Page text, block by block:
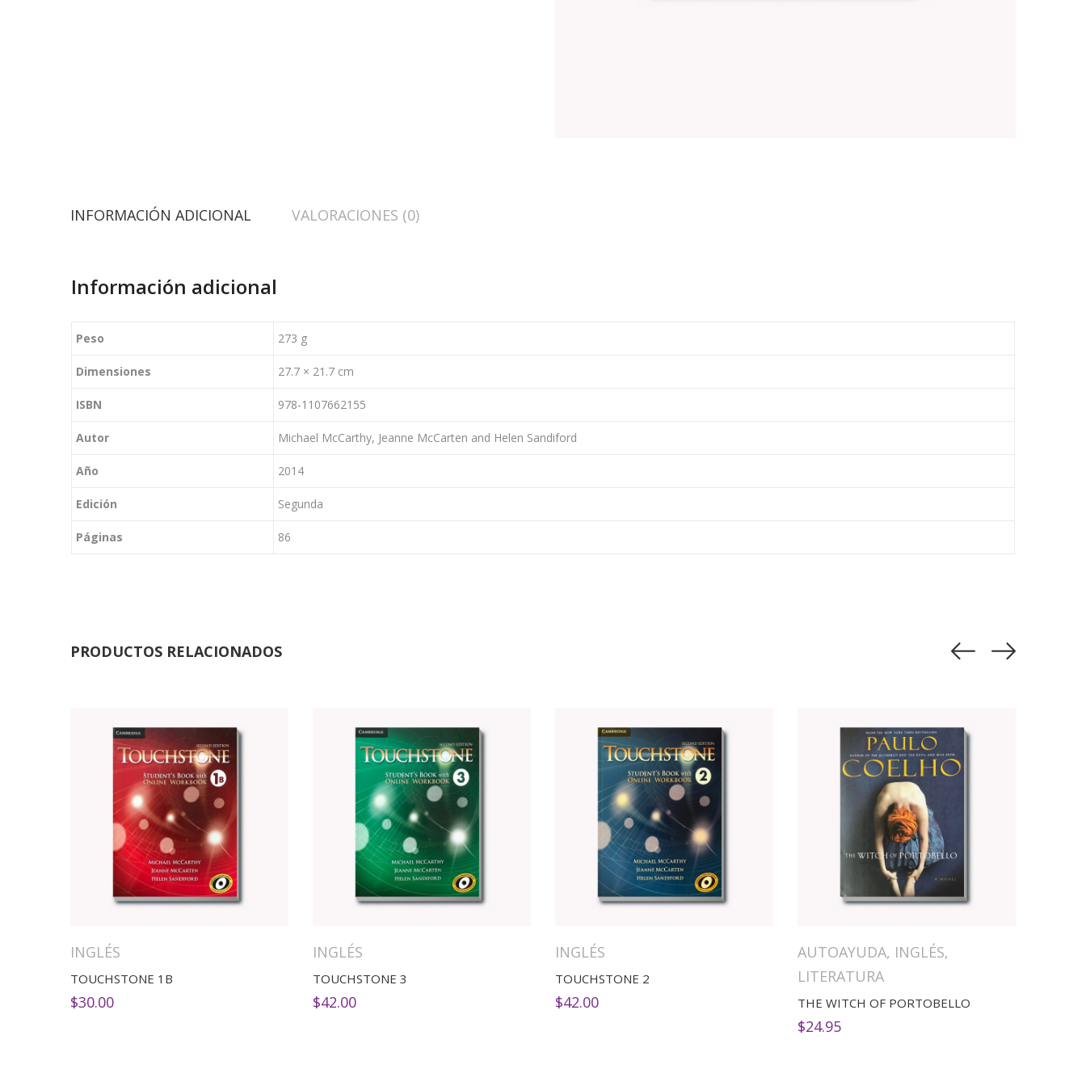
INFORMACIÓN ADICIONAL VALORACIONES (0)
Información adicional
Peso 273 g
Dimensiones 27.7 × 21.7 cm
ISBN 978-1107662155
Autor Michael McCarthy, Jeanne McCarten and Helen Sandiford
Año 2014
Edición Segunda
Páginas 86
PRODUCTOS RELACIONADOS
INGLÉS
TOUCHSTONE 1B
$30.00
INGLÉS
TOUCHSTONE 3
$42.00
INGLÉS
TOUCHSTONE 2
$42.00
AUTOAYUDA, INGLÉS,
LITERATURA
THE WITCH OF PORTOBELLO
$24.95